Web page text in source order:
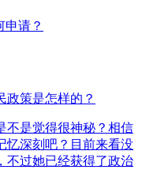
申请？
政策是怎样的？
不是觉得很神秘？相信
忆深刻吧？目前来看没
不过她已经获得了政治